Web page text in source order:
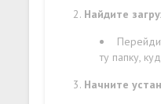
Найдите
ту папку,
Начните